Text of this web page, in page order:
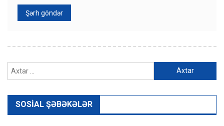
SOSIAL ŞƏBƏKƏLƏR